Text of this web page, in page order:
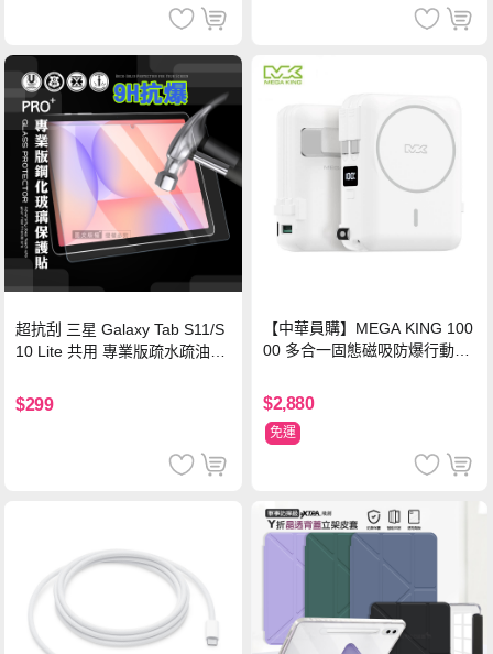
超抗刮 三星 Galaxy Tab S11/S
10 Lite 共用 專業版疏水疏油9H
$299
【中華員購】MEGA KING 100
00 多合一固態磁吸防爆行動電
$2,880
免運